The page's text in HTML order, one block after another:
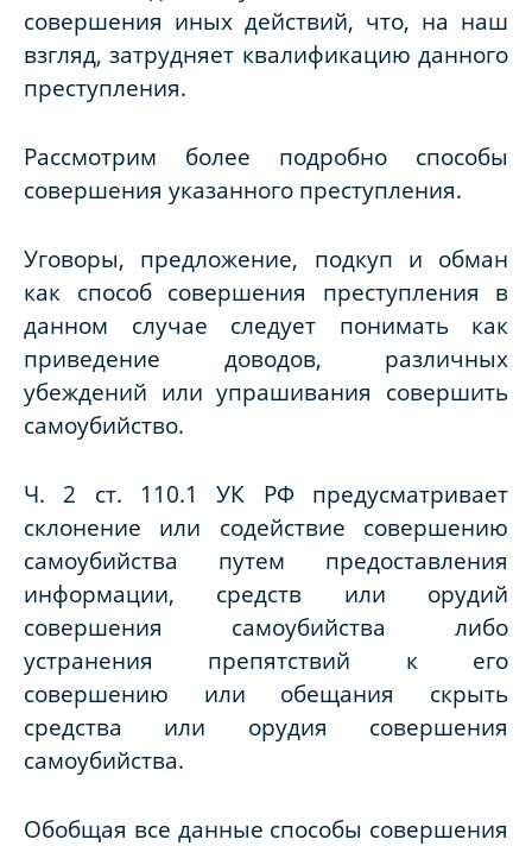
совершения иных действий, что, на наш
взгляд, затрудняет квалификацию данного
преступления.
Рассмотрим более подробно способы
совершения указанного преступления.
Уговоры, предложение, подкуп и обман
как способ совершения преступления в
данном случае следует понимать как
приведение доводов, различных
убеждений или упрашивания совершить
самоубийство.
Ч. 2 ст. 110.1 УК РФ предусматривает
склонение или содействие совершению
самоубийства путем предоставления
информации, средств или орудий
совершения самоубийства либо
устранения препятствий к его
совершению или обещания скрыть
средства или орудия совершения
самоубийства.
Обобщая все данные способы совершения